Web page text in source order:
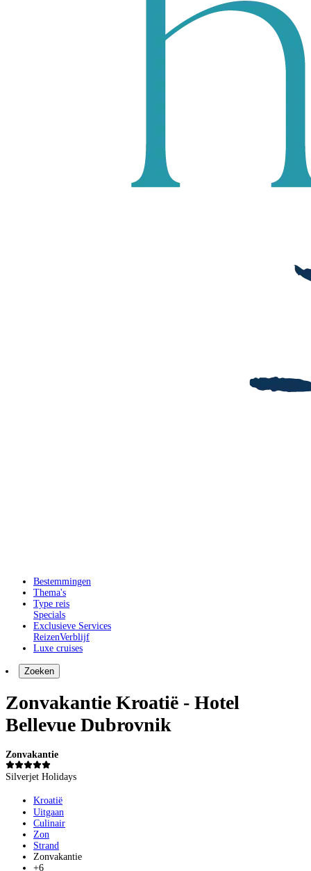
Bestemmingen
Thema's
Type reis
Specials
Exclusieve Services
ReizenVerblijf
Luxe cruises
Zoeken
Zonvakantie Kroatië - Hotel
Bellevue Dubrovnik
Zonvakantie
Silverjet Holidays
Kroatië
Uitgaan
Culinair
Zon
Strand
Zonvakantie
+6